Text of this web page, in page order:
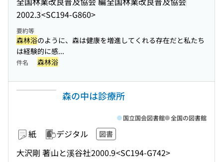
2002.3<SC194-G860>
要約等
森林浴のように、森は健康を増進してくれる存在だと私たち
は経験的に感...
件名 森林浴
森の中は診療所
紙 デジタル 図書
大沢剛 著山と溪谷社2000.9<SC194-G742>
国立国会図書館 全国の図書館